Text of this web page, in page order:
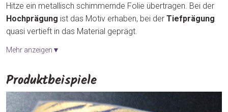
Hitze ein metallisch schimmernde Folie übertragen. Bei der
Hochprägung ist das Motiv erhaben, bei der Tiefprägung
quasi vertieft in das Material geprägt.
Mehr anzeigen▼
Produktbeispiele